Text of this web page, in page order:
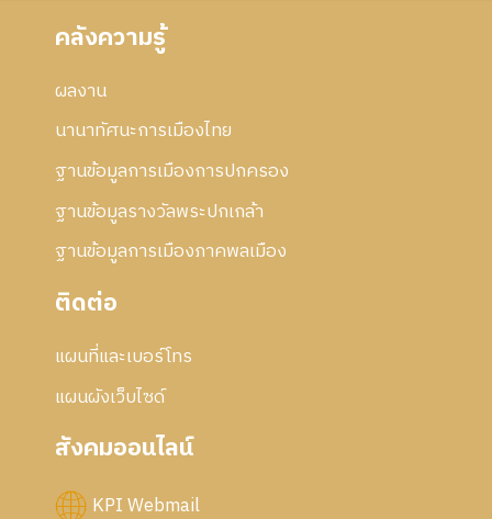
คลังความรู้
ผลงาน
นานาทัศนะการเมืองไทย
ฐานข้อมูลการเมืองการปกครอง
ฐานข้อมูลรางวัลพระปกเกล้า
ฐานข้อมูลการเมืองภาคพลเมือง
ติดต่อ
แผนที่และเบอร์โทร
แผนผังเว็บไซด์
สังคมออนไลน์
KPI Webmail